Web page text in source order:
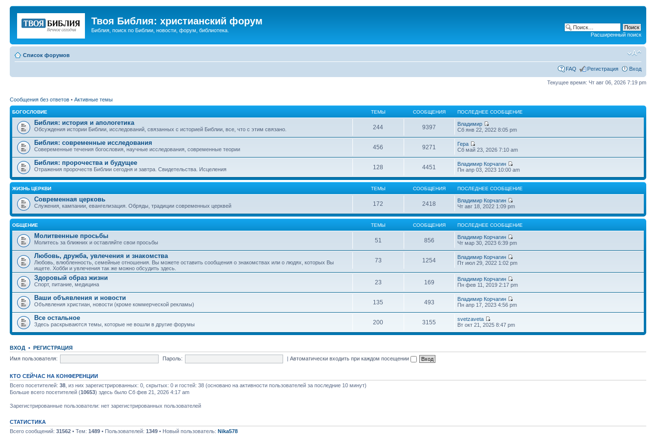
Твоя Библия: христианский форум
Библия, поиск по Библии, новости, форум, библиотека.
Расширенный поиск
Список форумов
FAQ Регистрация Вход
Текущее время: Чт авг 06, 2026 7:19 pm
Сообщения без ответов • Активные темы
БОГОСЛОВИЕ ТЕМЫ СООБЩЕНИЯ ПОСЛЕДНЕЕ СООБЩЕНИЕ
Библия: история и апологетика
Обсуждения истории Библии, исследований, связанных с историей Библии, все, что с этим связано. 244 9397
Владимир
Сб янв 22, 2022 8:05 pm
Библия: современные исследования
Совеременные течения богословия, научные исследования, современные теории 456 9271
Гера
Сб май 23, 2026 7:10 am
Библия: пророчества и будущее
Отражения пророчеств Библии сегодня и завтра. Свидетельства. Исцеления 128 4451
Владимир Корчагин
Пн апр 03, 2023 10:00 am
ЖИЗНЬ ЦЕРКВИ ТЕМЫ СООБЩЕНИЯ ПОСЛЕДНЕЕ СООБЩЕНИЕ
Современная церковь
Служения, кампании, евангелизация. Обряды, традиции современных церквей 172 2418
Владимир Корчагин
Чт авг 18, 2022 1:09 pm
ОБЩЕНИЕ ТЕМЫ СООБЩЕНИЯ ПОСЛЕДНЕЕ СООБЩЕНИЕ
Молитвенные просьбы
Молитесь за ближних и оставляйте свои просьбы 51 856
Владимир Корчагин
Чт мар 30, 2023 6:39 pm
Любовь, дружба, увлечения и знакомства
Любовь, влюбленность, семейные отношения. Вы можете оставить сообщения о знакомствах или о людях, которых Вы
ищете. Хобби и увлечения так же можно обсудить здесь.
73 1254
Владимир Корчагин
Пт июл 29, 2022 1:02 pm
Здоровый образ жизни
Спорт, питание, медицина 23 169
Владимир Корчагин
Пн фев 11, 2019 2:17 pm
Ваши объявления и новости
Объявления христиан, новости (кроме коммерческой рекламы) 135 493
Владимир Корчагин
Пн апр 17, 2023 4:56 pm
Все остальное
Здесь раскрываются темы, которые не вошли в другие форумы 200 3155
svetzaveta
Вт окт 21, 2025 8:47 pm
ВХОД • РЕГИСТРАЦИЯ
Имя пользователя:
Пароль: |Автоматически входить при каждом посещении
КТО СЕЙЧАС НА КОНФЕРЕНЦИИ
Всего посетителей: 38 , из них зарегистрированных: 0, скрытых: 0 и гостей: 38 (основано на активности пользователей за последние 10 минут)
Больше всего посетителей (10653) здесь было Сб фев 21, 2026 4:17 am
Зарегистрированные пользователи: нет зарегистрированных пользователей
СТАТИСТИКА
Всего сообщений: 31562 • Тем: 1489 • Пользователей: 1349 • Новый пользователь: Nika578